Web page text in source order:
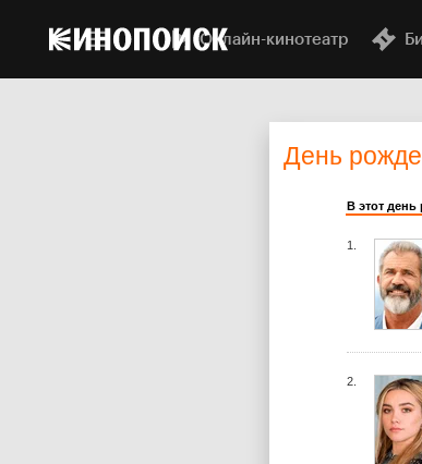
Онлайн-кинотеатр
День
В этот день
1.
2.